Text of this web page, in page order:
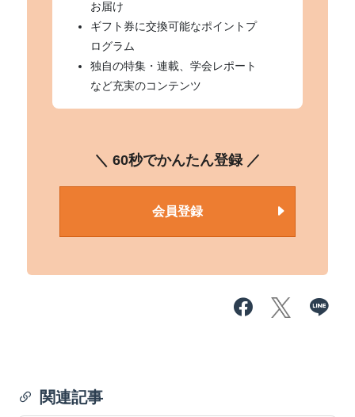
お届け
ギフト券に交換可能なポイントプ
ログラム
独自の特集・連載、学会レポート
など充実のコンテンツ
＼ 60秒でかんたん登録 ／
会員登録
関連記事